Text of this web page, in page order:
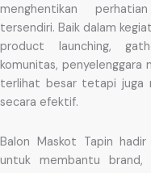
menghentikan
tersendiri. Baik dalam
product launching,
komunitas, penyelenggara
terlihat besar tetapi juga
secara efektif.
Balon Maskot Tapin
untuk membantu brand,